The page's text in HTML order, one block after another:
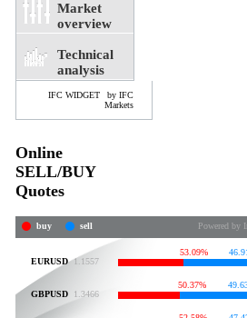
Market
overview
Technical
analysis
IFC WIDGET
by IFC
Markets
Online
SELL/BUY
Quotes